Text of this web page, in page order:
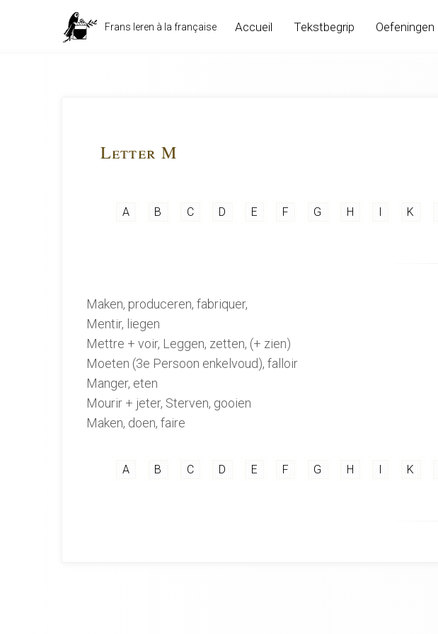
Frans leren à la française Accueil Tekstbegrip Oefeningen
Letter M
A B C D E F G H I K
Maken, produceren, fabriquer,
Mentir, liegen
Mettre + voir, Leggen, zetten, (+ zien)
Moeten (3e Persoon enkelvoud), falloir
Manger, eten
Mourir + jeter, Sterven, gooien
Maken, doen, faire
A B C D E F G H I K